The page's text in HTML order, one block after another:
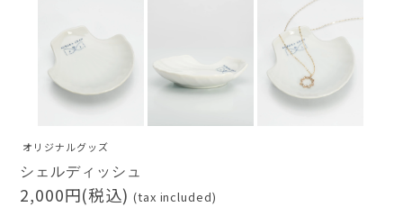
オリジナルグッズ
シェルディッシュ
2,000円(税込) (tax included)